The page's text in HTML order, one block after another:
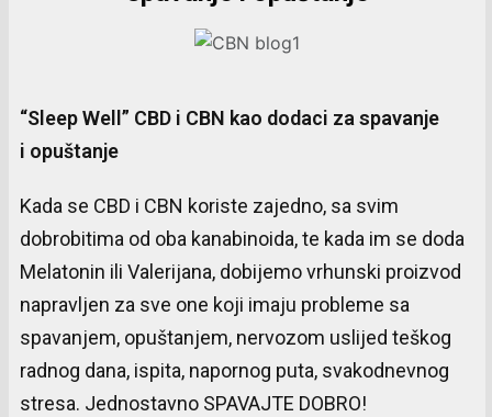
“Sleep Well” CBD i CBN kao dodaci za spavanje
i opuštanje
Kada se CBD i CBN koriste zajedno, sa svim
dobrobitima od oba kanabinoida, te kada im se doda
Melatonin ili Valerijana, dobijemo vrhunski proizvod
napravljen za sve one koji imaju probleme sa
spavanjem, opuštanjem, nervozom uslijed teškog
radnog dana, ispita, napornog puta, svakodnevnog
stresa. Jednostavno SPAVAJTE DOBRO!